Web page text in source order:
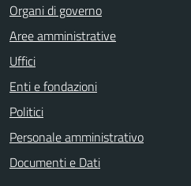
Organi di governo
Aree amministrative
Uffici
Enti e fondazioni
Politici
Personale amministrativo
Documenti e Dati